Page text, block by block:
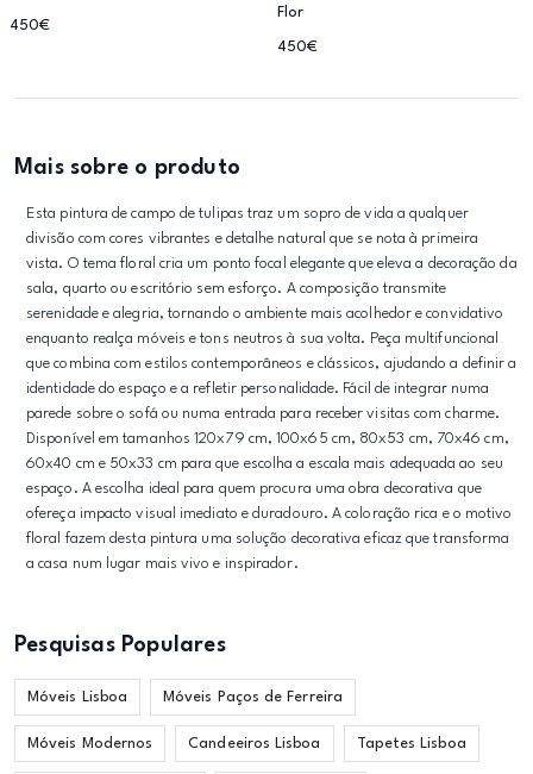
450€
Flor
450€
Mais sobre o produto
Esta pintura de campo de tulipas traz um sopro de vida a qualquer
divisão com cores vibrantes e detalhe natural que se nota à primeira
vista. O tema floral cria um ponto focal elegante que eleva a decoração da
sala, quarto ou escritório sem esforço. A composição transmite
serenidade e alegria, tornando o ambiente mais acolhedor e convidativo
enquanto realça móveis e tons neutros à sua volta. Peça multifuncional
que combina com estilos contemporâneos e clássicos, ajudando a definir a
identidade do espaço e a refletir personalidade. Fácil de integrar numa
parede sobre o sofá ou numa entrada para receber visitas com charme.
Disponível em tamanhos 120x79 cm, 100x65 cm, 80x53 cm, 70x46 cm,
60x40 cm e 50x33 cm para que escolha a escala mais adequada ao seu
espaço. A escolha ideal para quem procura uma obra decorativa que
ofereça impacto visual imediato e duradouro. A coloração rica e o motivo
floral fazem desta pintura uma solução decorativa eficaz que transforma
a casa num lugar mais vivo e inspirador.
Pesquisas Populares
Móveis Lisboa Móveis Paços de Ferreira
Móveis Modernos Candeeiros Lisboa Tapetes Lisboa